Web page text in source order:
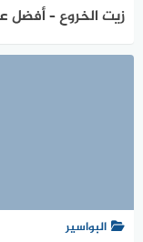
البواسير